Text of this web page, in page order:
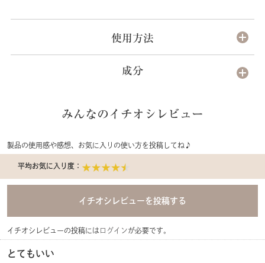
使用方法
成分
みんなのイチオシレビュー
製品の使用感や感想、お気に入りの使い方を投稿してね♪
平均お気に入り度：
イチオシレビューの投稿にはログインが必要です。
とてもいい